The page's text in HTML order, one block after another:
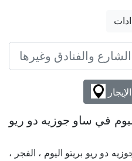
في ساو جوزيه دو ريو
دو ريو بريتو اليوم ، الفجر ،